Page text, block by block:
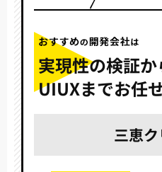
実現性の検証か
UIUXまでお任
三恵